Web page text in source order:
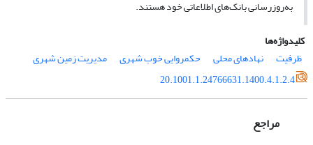
به‌روزرسانی بانک‌های اطلاعاتی خود هستند.
کلیدواژه‌ها
ظرفیت
نهادهای محلی حکمروایی خوب شهری
مدیریت زمین شهری
20.1001.1.24766631.1400.4.1.2.4
مراجع